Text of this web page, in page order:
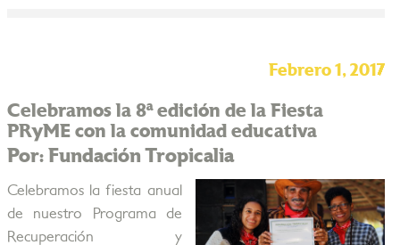
Febrero 1, 2017
Celebramos la 8ª edición de la Fiesta
PRyME con la comunidad educativa
Por: Fundación Tropicalia
Celebramos la fiesta anual
de nuestro Programa de
Recuperación y